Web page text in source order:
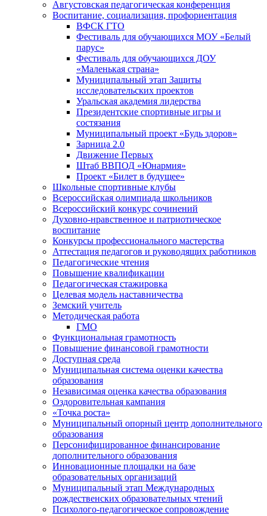
Августовская педагогическая конференция
Воспитание, социализация, профориентация
ВФСК ГТО
Фестиваль для обучающихся МОУ «Белый
парус»
Фестиваль для обучающихся ДОУ
«Маленькая страна»
Муниципальный этап Защиты
исследовательских проектов
Уральская академия лидерства
Президентские спортивные игры и
состязания
Муниципальный проект «Будь здоров»
Зарница 2.0
Движение Первых
Штаб ВВПОД «Юнармия»
Проект «Билет в будущее»
Школьные спортивные клубы
Всероссийская олимпиада школьников
Всероссийский конкурс сочинений
Духовно-нравственное и патриотическое
воспитание
Конкурсы профессионального мастерства
Аттестация педагогов и руководящих работников
Педагогические чтения
Повышение квалификации
Педагогическая стажировка
Целевая модель наставничества
Земский учитель
Методическая работа
ГМО
Функциональная грамотность
Повышение финансовой грамотности
Доступная среда
Муниципальная система оценки качества
образования
Независимая оценка качества образования
Оздоровительная кампания
«Точка роста»
Муниципальный опорный центр дополнительного
образования
Персонифицированное финансирование
дополнительного образования
Инновационные площадки на базе
образовательных организаций
Муниципальный этап Международных
рождественских образовательных чтений
Психолого-педагогическое сопровождение